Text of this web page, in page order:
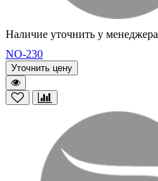
Наличие уточнить у менеджера
NO-230
Уточнить цену